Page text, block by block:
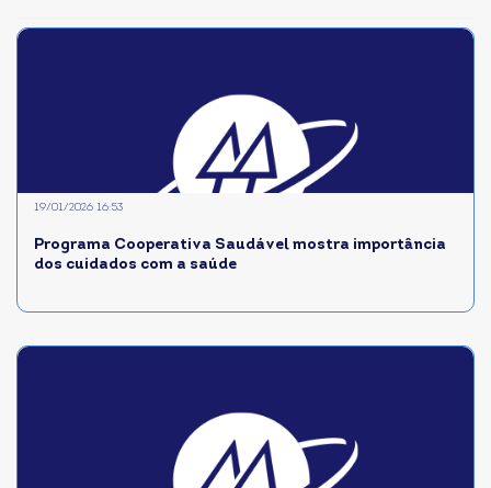
Programa Cooperativa Saudável mostra importância
dos cuidados com a saúde
19/01/2026 16:53